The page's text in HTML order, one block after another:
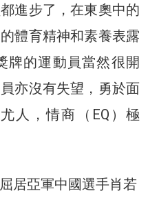
進步了，在東奧中的
體育精神和素養表露
牌的運動員當然很開
亦沒有失望，勇於面
人，情商（EQ）極
居亞軍中國選手肖若